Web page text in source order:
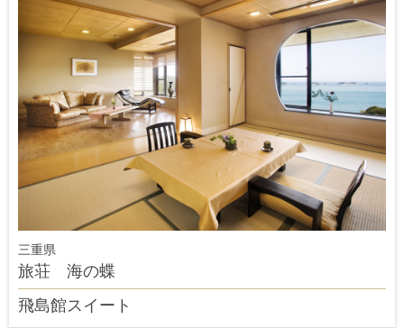
三重県
旅荘 海の蝶
飛島館スイート